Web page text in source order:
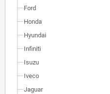
Ford
Honda
Hyundai
Infiniti
Isuzu
Iveco
Jaguar